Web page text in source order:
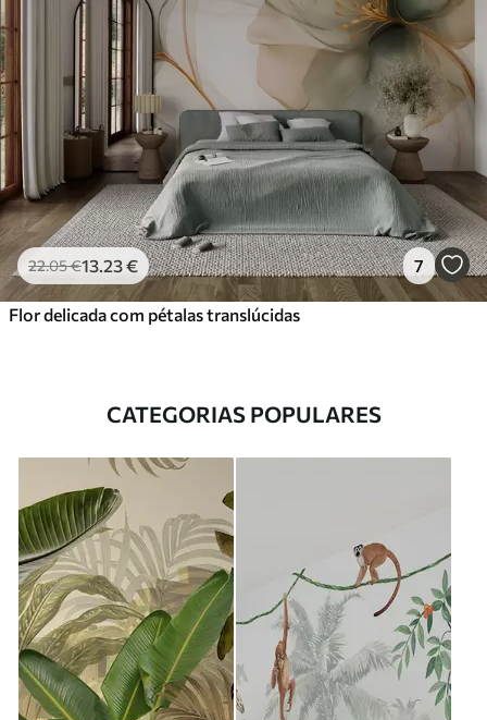
22.05€13 .23€ 7
Flor delicada com pétalas translúcidas
CATEGORIAS POPULARES